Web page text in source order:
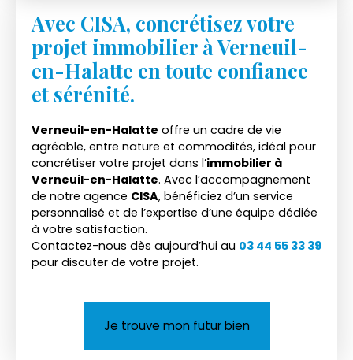
Avec CISA, concrétisez votre
projet immobilier à Verneuil-
en-Halatte en toute confiance
et sérénité.
Verneuil-en-Halatte offre un cadre de vie
agréable, entre nature et commodités, idéal pour
concrétiser votre projet dans l’immobilier à
Verneuil-en-Halatte. Avec l’accompagnement
de notre agence CISA, bénéficiez d’un service
personnalisé et de l’expertise d’une équipe dédiée
à votre satisfaction.
Contactez-nous dès aujourd’hui au 03 44 55 33 39
pour discuter de votre projet.
Je trouve mon futur bien